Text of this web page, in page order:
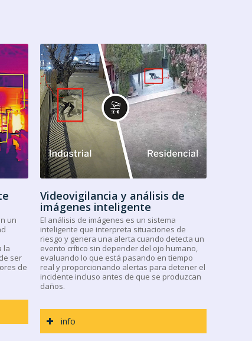
un
la
ser
de
Videovigilancia y análisis de
imágenes inteligente
El análisis de imágenes es un sistema
inteligente que interpreta situaciones de
riesgo y genera una alerta cuando detecta un
evento crítico sin depender del ojo humano,
evaluando lo que está pasando en tiempo
real y proporcionando alertas para detener el
incidente incluso antes de que se produzcan
daños.
info